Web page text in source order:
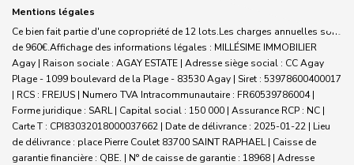
Mentions légales
Ce bien fait partie d'une copropriété de 12 lots.Les charges annuelles sont
de 960€.Affichage des informations légales : MILLÉSIME IMMOBILIER
Agay | Raison sociale : AGAY ESTATE | Adresse siège social : CC Agay
Plage - 1099 boulevard de la Plage - 83530 Agay | Siret : 53978600400017
| RCS : FREJUS | Numero TVA Intracommunautaire : FR60539786004 |
Forme juridique : SARL | Capital social : 150 000 | Assurance RCP : NC |
Carte T : CPI83032018000037662 | Date de délivrance : 2025-01-22 | Lieu
de délivrance : place Pierre Coulet 83700 SAINT RAPHAEL | Caisse de
garantie financière : QBE. | N° de caisse de garantie : 18968 | Adresse